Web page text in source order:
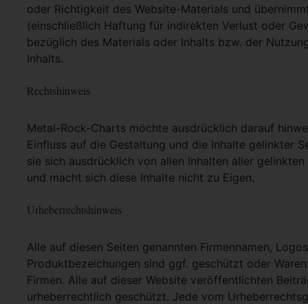
oder Richtigkeit des Website-Materials und
(einschließlich Haftung für indirekten Verlust oder
bezüglich des Materials oder Inhalts bzw. der
Inhalts.
Rechtshinweis
Metal-Rock-Charts möchte ausdrücklich darauf
Einfluss auf die Gestaltung und die Inhalte gelinkter
sie sich ausdrücklich von allen Inhalten aller
und macht sich diese Inhalte nicht zu Eigen.
Urheberrechtshinweis
Alle auf diesen Seiten genannten Firmennamen,
Produktbezeichungen sind ggf. geschützt oder
Firmen. Alle auf dieser Website veröffentlichten
urheberrechtlich geschützt. Jede vom